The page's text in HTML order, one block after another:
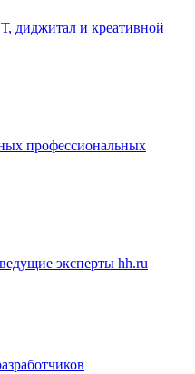
диджитал и креативной
профессиональных
эксперты hh.ru